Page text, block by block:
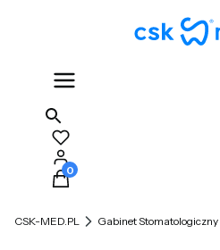
Produkty w koszyku: 0.
CSK-MED.PL Gabinet Stomatologiczny